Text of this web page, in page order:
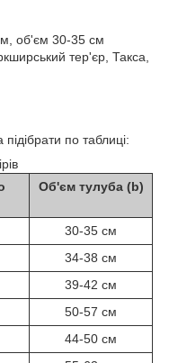
об'єм 30-35 см
тер'єр, Такса,
підібрати по таблиці:
Об'єм тулуба (b)
30-35 см
34-38 см
39-42 см
50-57 см
44-50 см